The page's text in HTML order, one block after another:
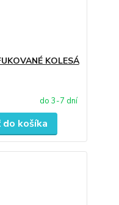
KOLESÁ
do 3-7 dní
do košíka